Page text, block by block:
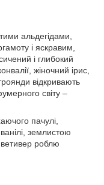
альдегідами,
і яскравим,
і глибокий
жіночний ірис,
відкривають
світу –
пачулі,
землистою
роблю